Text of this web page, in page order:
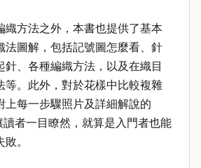
織方法之外，本書也提供了基本
法圖解，包括記號圖怎麼看、針
針、各種編織方法，以及在織目
等。此外，對於花樣中比較複雜
上每一步驟照片及詳細解說的
讀者一目瞭然，就算是入門者也能
。